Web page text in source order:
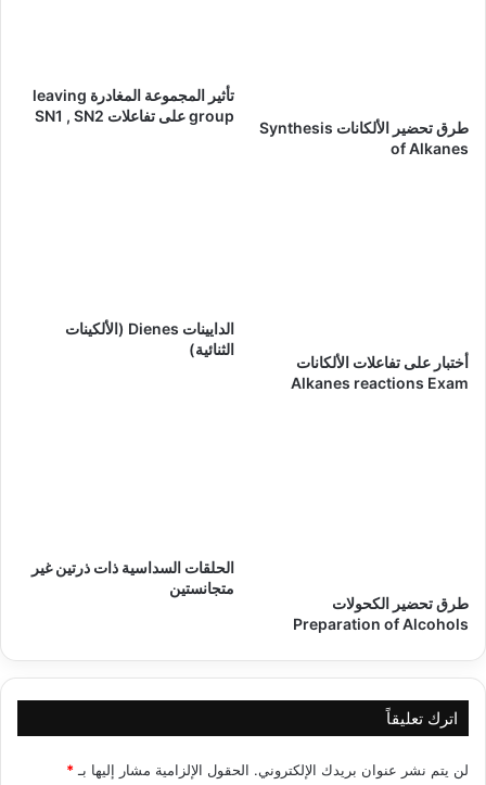
طرق تحضير الألكانات Synthesis
of Alkanes
تأثير المجموعة المغادرة leaving
group على تفاعلات SN1 , SN2
أختبار على تفاعلات الألكانات
Alkanes reactions Exam
الدايينات Dienes (الألكينات
الثنائية)
طرق تحضير الكحولات
Preparation of Alcohols
الحلقات السداسية ذات ذرتين غير
متجانستين
اترك تعليقاً
لن يتم نشر عنوان بريدك الإلكتروني. الحقول الإلزامية مشار إليها بـ *